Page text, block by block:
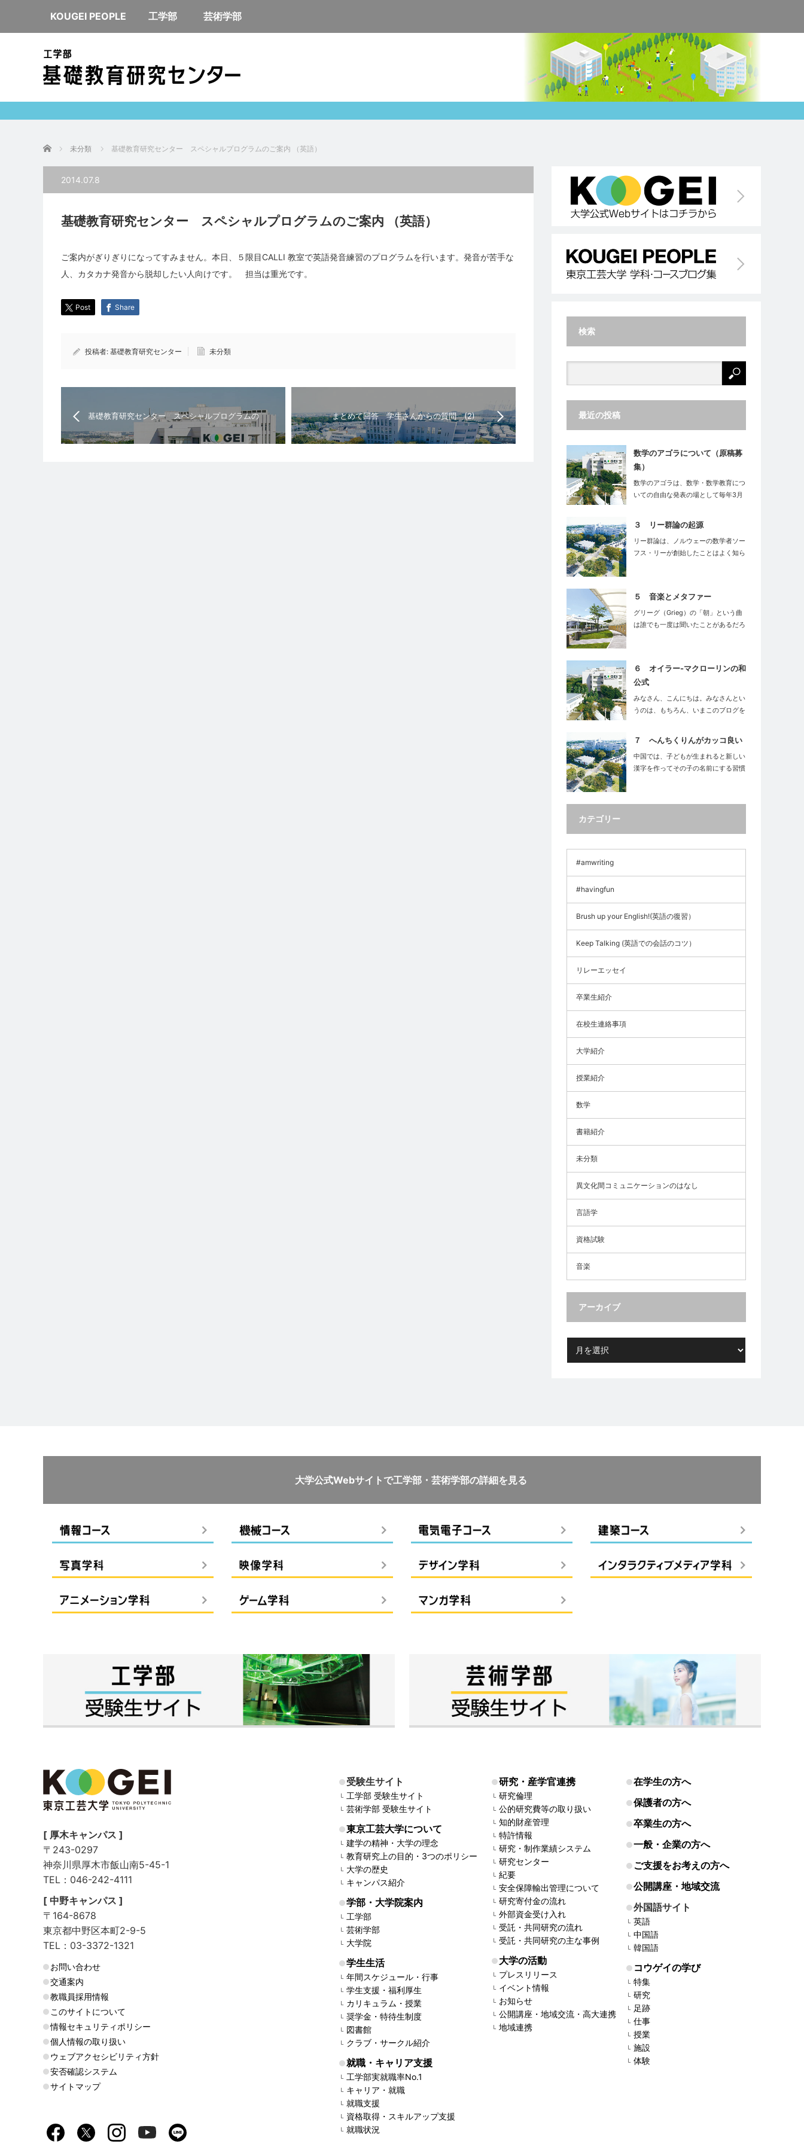
KOUGEI PEOPLE 工学部 芸術学部
ホーム 未分類 基礎教育研究センター スペシャルプログラムのご案内 （英語）
2014.07.8
基礎教育研究センター スペシャルプログラムのご案内 （英語）
ご案内がぎりぎりになってすみません。本日、５限目CALLI 教室で英語発音練習のプログラムを行います。発音が苦手な
人、カタカナ発音から脱却したい人向けです。 担当は重光です。
Post Share
投稿者: 基礎教育研究センター 未分類
基礎教育研究センター スペシャルプログラムの
ご案内（英語）
まとめて回答 学生さんからの質問 (2)
検索
最近の投稿
数学のアゴラについて（原稿募
集）
数学のアゴラは、数学・数学教育につ
いての自由な発表の場として毎年3月
３ リー群論の起源
リー群論は、ノルウェーの数学者ソー
フス・リーが創始したことはよく知ら
５ 音楽とメタファー
グリーグ（Grieg）の「朝」という曲
は誰でも一度は聞いたことがあるだろ
６ オイラー-マクローリンの和
公式
みなさん、こんにちは。みなさんとい
うのは、もちろん、いまこのブログを
７ へんちくりんがカッコ良い
中国では、子どもが生まれると新しい
漢字を作ってその子の名前にする習慣
カテゴリー
#amwriting
#havingfun
Brush up your English!(英語の復習）
Keep Talking (英語での会話のコツ）
リレーエッセイ
卒業生紹介
在校生連絡事項
大学紹介
授業紹介
数学
書籍紹介
未分類
異文化間コミュニケーションのはなし
言語学
資格試験
音楽
アーカイブ
大学公式Webサイトで工学部・芸術学部の詳細を見る
[ 厚木キャンパス ]
〒243-0297
神奈川県厚木市飯山南5-45-1
TEL：046-242-4111
[ 中野キャンパス ]
〒164-8678
東京都中野区本町2-9-5
TEL：03-3372-1321
お問い合わせ
交通案内
教職員採用情報
このサイトについて
情報セキュリティポリシー
個人情報の取り扱い
ウェブアクセシビリティ方針
安否確認システム
サイトマップ
受験生サイト
工学部 受験生サイト
芸術学部 受験生サイト
東京工芸大学について
建学の精神・大学の理念
教育研究上の目的・3つのポリシー
大学の歴史
キャンパス紹介
学部・大学院案内
工学部
芸術学部
大学院
学生生活
年間スケジュール・行事
学生支援・福利厚生
カリキュラム・授業
奨学金・特待生制度
図書館
クラブ・サークル紹介
就職・キャリア支援
工学部実就職率No.1
キャリア・就職
就職支援
資格取得・スキルアップ支援
就職状況
研究・産学官連携
研究倫理
公的研究費等の取り扱い
知的財産管理
特許情報
研究・制作業績システム
研究センター
紀要
安全保障輸出管理について
研究寄付金の流れ
外部資金受け入れ
受託・共同研究の流れ
受託・共同研究の主な事例
大学の活動
プレスリリース
イベント情報
お知らせ
公開講座・地域交流・高大連携
地域連携
在学生の方へ
保護者の方へ
卒業生の方へ
一般・企業の方へ
ご支援をお考えの方へ
公開講座・地域交流
外国語サイト
英語
中国語
韓国語
コウゲイの学び
特集
研究
足跡
仕事
授業
施設
体験